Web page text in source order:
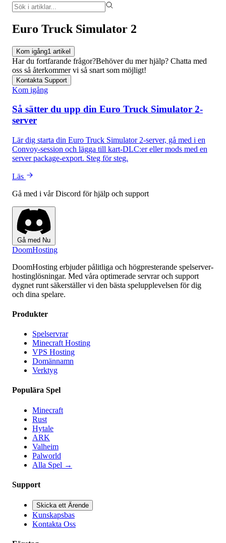
Euro Truck Simulator 2
Kom igång1 artikel
Har du fortfarande frågor?Behöver du mer hjälp? Chatta med
oss så återkommer vi så snart som möjligt!
Kontakta Support
Kom igång
Så sätter du upp din Euro Truck Simulator 2-
server
Lär dig starta din Euro Truck Simulator 2-server, gå med i en
Convoy-session och lägga till kart-DLC:er eller mods med en
server package-export. Steg för steg.
Läs
Gå med i vår Discord för hjälp och support
Gå med Nu
DoomHosting
DoomHosting erbjuder pålitliga och högpresterande spelserver-
hostinglösningar. Med våra optimerade servrar och support
dygnet runt säkerställer vi den bästa spelupplevelsen för dig
och dina spelare.
Produkter
Spelservrar
Minecraft Hosting
VPS Hosting
Domännamn
Verktyg
Populära Spel
Minecraft
Rust
Hytale
ARK
Valheim
Palworld
Alla Spel →
Support
Skicka ett Ärende
Kunskapsbas
Kontakta Oss